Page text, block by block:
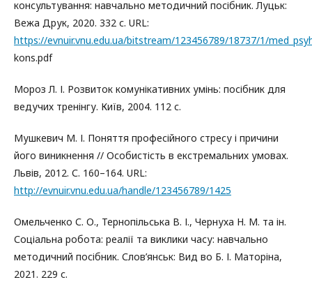
консультування: навчально методичний посібник. Луцьк:
Вежа Друк, 2020. 332 с. URL:
https://evnuir.vnu.edu.ua/bitstream/123456789/18737/1/
kons.pdf
Мороз Л. І. Розвиток комунікативних умінь: посібник для
ведучих тренінгу. Київ, 2004. 112 с.
Мушкевич М. І. Поняття професійного стресу і причини
його виникнення // Особистість в екстремальних умовах.
Львів, 2012. С. 160–164. URL:
http://evnuir.vnu.edu.ua/handle/123456789/1425
Омельченко С. О., Тернопільська В. І., Чернуха Н. М. та ін.
Соціальна робота: реалії та виклики часу: навчально
методичний посібник. Слов’янськ: Вид во Б. І. Маторіна,
2021. 229 с.